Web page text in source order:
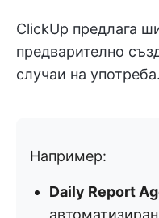
ClickUp предлага
предварително
случаи на употреба.
Например:
Daily Report